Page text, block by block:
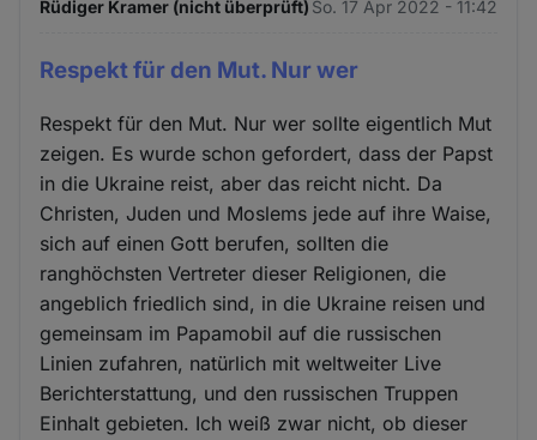
Rüdiger Kramer (nicht überprüft) So. 17 Apr 2022 - 11:42
Respekt für den Mut. Nur wer
Respekt für den Mut. Nur wer sollte eigentlich Mut
zeigen. Es wurde schon gefordert, dass der Papst
in die Ukraine reist, aber das reicht nicht. Da
Christen, Juden und Moslems jede auf ihre Waise,
sich auf einen Gott berufen, sollten die
ranghöchsten Vertreter dieser Religionen, die
angeblich friedlich sind, in die Ukraine reisen und
gemeinsam im Papamobil auf die russischen
Linien zufahren, natürlich mit weltweiter Live
Berichterstattung, und den russischen Truppen
Einhalt gebieten. Ich weiß zwar nicht, ob dieser